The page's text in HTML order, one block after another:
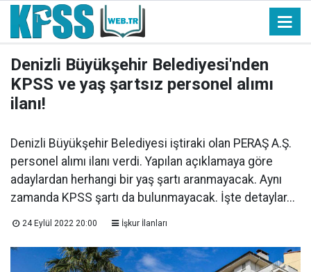
Denizli Büyükşehir Belediyesi'nden
KPSS ve yaş şartsız personel alımı
ilanı!
Denizli Büyükşehir Belediyesi iştiraki olan PERAŞ A.Ş.
personel alımı ilanı verdi. Yapılan açıklamaya göre
adaylardan herhangi bir yaş şartı aranmayacak. Aynı
zamanda KPSS şartı da bulunmayacak. İşte detaylar...
24 Eylül 2022 20:00 İşkur İlanları